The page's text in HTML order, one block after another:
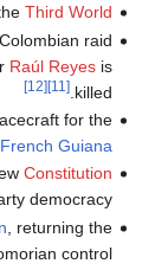
Third World
raid
Raúl Reyesis
killed.
[11]
[12]
for the
French Guiana
Constitution
democracy.
, returning the
control.